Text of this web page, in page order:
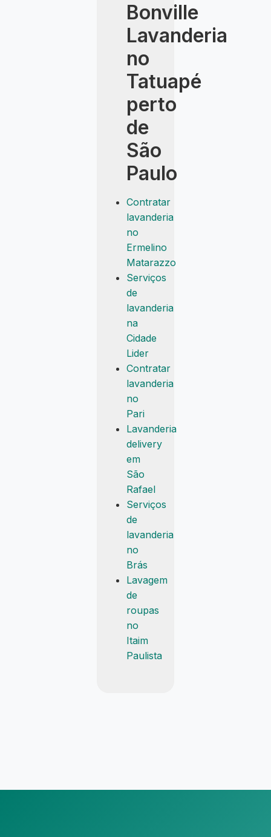
Bonville
Lavanderia
no
Tatuapé
perto
de
São
Paulo
Contratar
lavanderia
no
Ermelino
Matarazzo
Serviços
de
lavanderia
na
Cidade
Lider
Contratar
lavanderia
no
Pari
Lavanderia
delivery
em
São
Rafael
Serviços
de
lavanderia
no
Brás
Lavagem
de
roupas
no
Itaim
Paulista